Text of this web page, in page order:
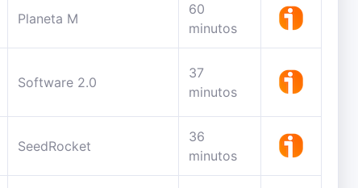
Planeta M
60
minutos
Software 2.0
37
minutos
SeedRocket
36
minutos